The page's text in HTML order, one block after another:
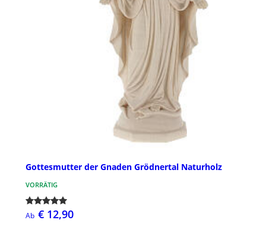
Gottesmutter der Gnaden Grödnertal Naturholz
VORRÄTIG
Ab € 12,90